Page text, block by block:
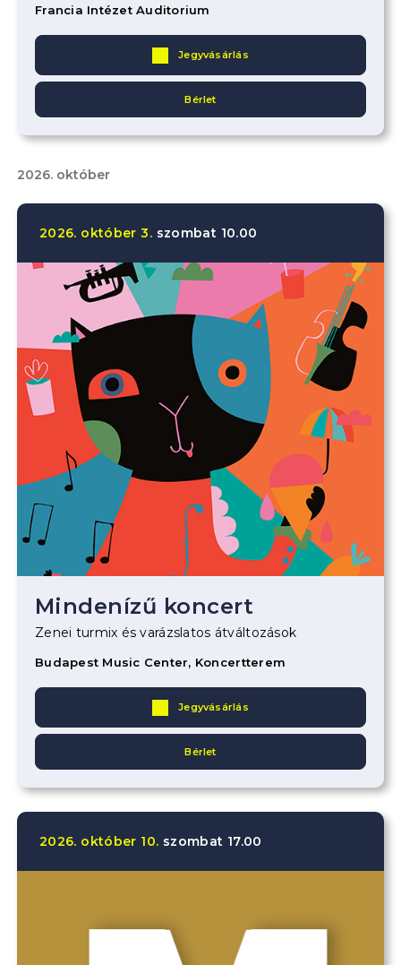
Francia Intézet Auditorium
Jegyvásárlás
Bérlet
2026. október
2026. október 3. szombat 10.00
Mindenízű koncert
Zenei turmix és varázslatos átváltozások
Budapest Music Center, Koncertterem
Jegyvásárlás
Bérlet
2026. október 10. szombat 17.00